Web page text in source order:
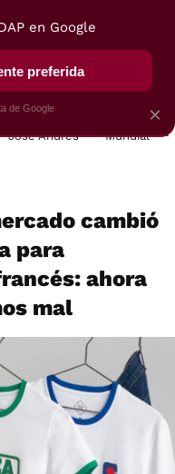
VEGUI
José Andrés Mundial
cambió
para
ahora
mal
×
en Google
preferida
de Google